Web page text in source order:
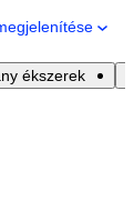
ékszerek